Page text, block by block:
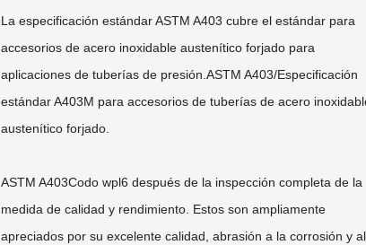
La especificación estándar ASTM A403 cubre el estándar para
accesorios de acero inoxidable austenítico forjado para
aplicaciones de tuberías de presión.ASTM A403/Especificación
estándar A403M para accesorios de tuberías de acero
austenítico forjado.
ASTM A403Codo wpl6 después de la inspección completa de la
medida de calidad y rendimiento. Estos son ampliamente
apreciados por su excelente calidad, abrasión a la corrosión y